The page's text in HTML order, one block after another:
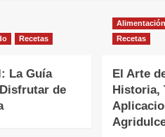
Recetas
La Guía
de
Recetas
El Arte
Historia,